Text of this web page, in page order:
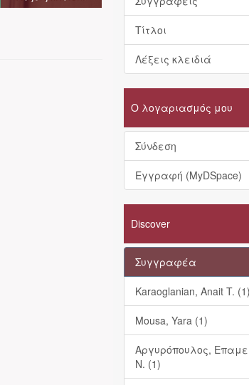
Τίτλοι
Λέξεις κλειδιά
Ο λογαριασμός μου
Σύνδεση
Εγγραφή (MyDSpace)
Discover
Συγγραφέα
Karaoglanian, Anait T. (1)
Mousa, Yara (1)
Αργυρόπουλος,
Ν. (1)